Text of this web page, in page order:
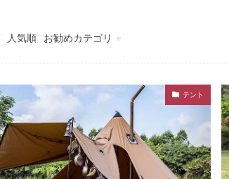
人気順 お勧めカテゴリ
雑記・エトセトラ
テント